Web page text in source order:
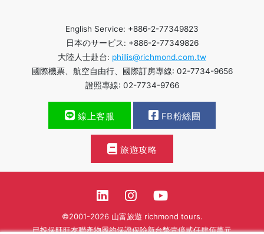
English Service: +886-2-77349823
日本のサービス: +886-2-77349826
大陸人士赴台: phillis@richmond.com.tw
國際機票、航空自由行、國際訂房專線: 02-7734-9656
證照專線: 02-7734-9766
線上客服 FB粉絲團
旅遊攻略
©2001-2026 山富旅遊 richmond tours.
已投保旺旺友聯產物履約保證保險新台幣壹億貳仟肆佰萬元